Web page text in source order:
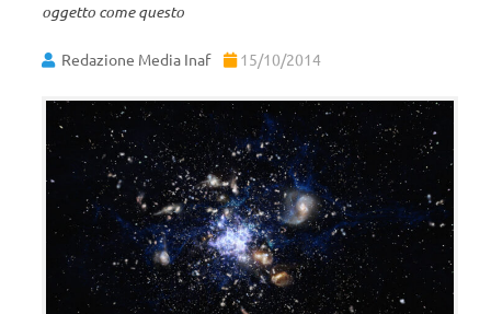
oggetto come questo
Redazione Media Inaf 15/10/2014